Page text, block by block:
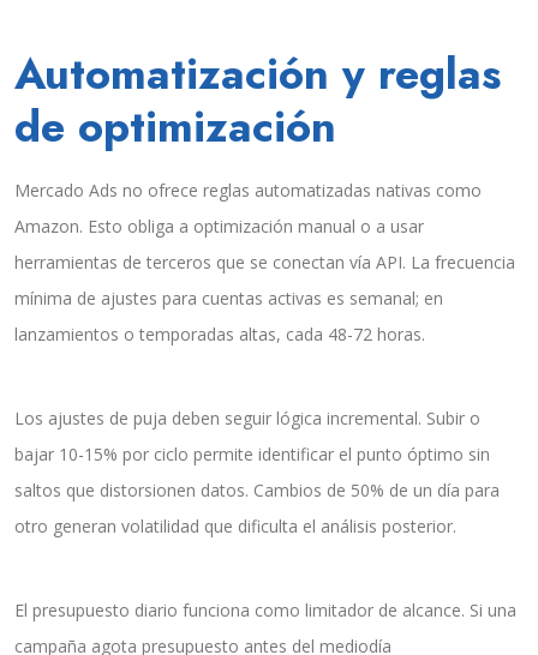
Automatización y reglas
de optimización
Mercado Ads no ofrece reglas automatizadas nativas como
Amazon. Esto obliga a optimización manual o a usar
herramientas de terceros que se conectan vía API. La frecuencia
mínima de ajustes para cuentas activas es semanal; en
lanzamientos o temporadas altas, cada 48-72 horas.
Los ajustes de puja deben seguir lógica incremental. Subir o
bajar 10-15% por ciclo permite identificar el punto óptimo sin
saltos que distorsionen datos. Cambios de 50% de un día para
otro generan volatilidad que dificulta el análisis posterior.
El presupuesto diario funciona como limitador de alcance. Si una
campaña agota presupuesto antes del mediodía